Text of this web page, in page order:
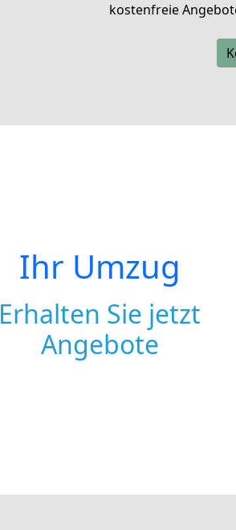
kostenfreie
Ihr Umzug
Erhalten Sie jetzt
Angebote